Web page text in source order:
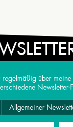
regelmäßig über
Newsletter-
Allgemeiner